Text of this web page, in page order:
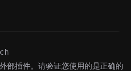
部插件。请验证您使用的是正确的